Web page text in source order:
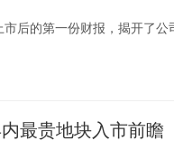
市后的第一份财报，揭开了公
最贵地块入市前瞻